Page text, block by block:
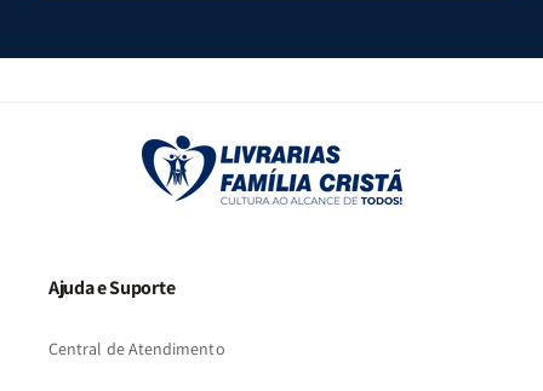
Ajuda e Suporte
Central de Atendimento